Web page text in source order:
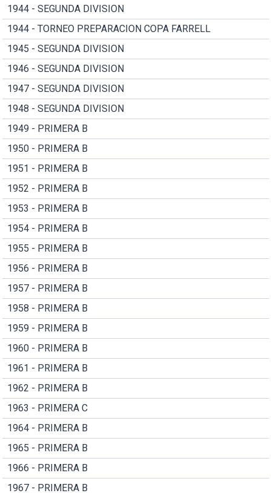
1944 - SEGUNDA DIVISION
1944 - TORNEO PREPARACION COPA FARRELL
1945 - SEGUNDA DIVISION
1946 - SEGUNDA DIVISION
1947 - SEGUNDA DIVISION
1948 - SEGUNDA DIVISION
1949 - PRIMERA B
1950 - PRIMERA B
1951 - PRIMERA B
1952 - PRIMERA B
1953 - PRIMERA B
1954 - PRIMERA B
1955 - PRIMERA B
1956 - PRIMERA B
1957 - PRIMERA B
1958 - PRIMERA B
1959 - PRIMERA B
1960 - PRIMERA B
1961 - PRIMERA B
1962 - PRIMERA B
1963 - PRIMERA C
1964 - PRIMERA B
1965 - PRIMERA B
1966 - PRIMERA B
1967 - PRIMERA B